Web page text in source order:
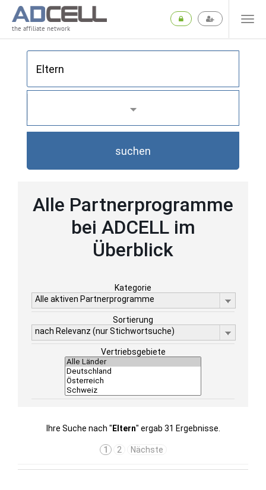
the affiliate network
suchen
Alle Partnerprogramme
bei ADCELL im
Überblick
Kategorie
Alle aktiven Partnerprogramme
Sortierung
nach Relevanz (nur Stichwortsuche)
Vertriebsgebiete
Ihre Suche nach " Eltern" ergab 31 Ergebnisse.
1 2 Nächste